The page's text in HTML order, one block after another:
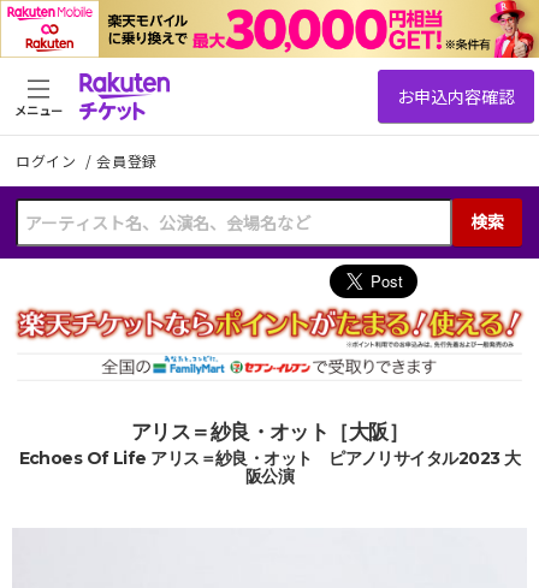
ログイン /会員登録
検索
メニュー
アリス＝紗良・オット［大阪］
Echoes Of Life アリス＝紗良・オット ピアノリサイタル2023 大
阪公演